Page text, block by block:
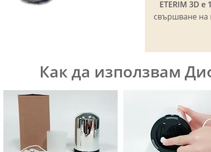
ETERIM 3D е
свършване на
Как да използвам